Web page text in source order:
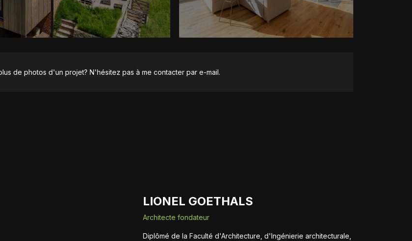
de photos d'un projet? N'hésitez pas à me contacter par e-mail.
LIONEL GOETHALS
Architecte fondateur
Diplômé de la Faculté d'Architecture, d'Ingénierie architecturale,